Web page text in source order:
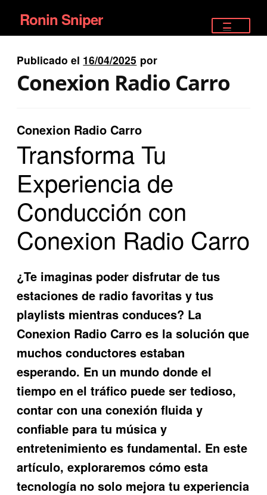
Ir
a
la
navegación
Ir
al
contenido
Ronin Sniper
EQUIPAMIENTO ÉLITE
RIFLES DEPORTIVOS
SATELITALES
Publicado el 16/04/2025 por
Conexion Radio Carro
Conexion Radio Carro
Transforma Tu
Experiencia de
Conducción con
Conexion Radio Carro
¿Te imaginas poder disfrutar de tus
estaciones de radio favoritas y tus
playlists mientras conduces? La
Conexion Radio Carro es la solución que
muchos conductores estaban
esperando. En un mundo donde el
tiempo en el tráfico puede ser tedioso,
contar con una conexión fluida y
confiable para tu música y
entretenimiento es fundamental. En este
artículo, exploraremos cómo esta
tecnología no solo mejora tu experiencia